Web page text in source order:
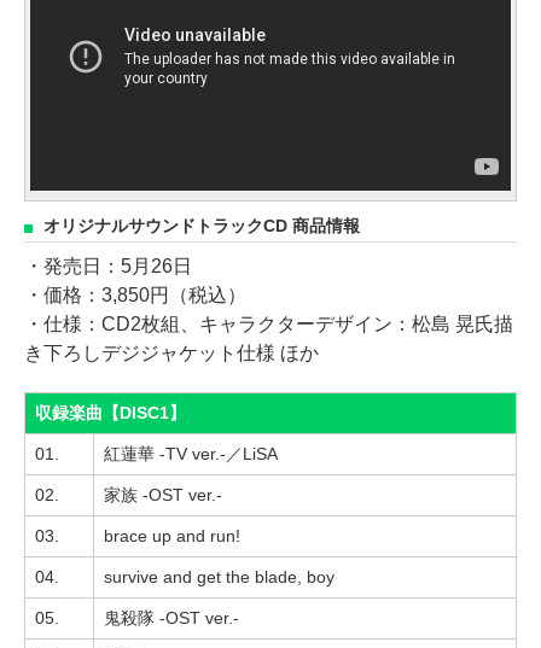
オリジナルサウンドトラックCD 商品情報
・発売日：5月26日
・価格：3,850円（税込）
・仕様：CD2枚組、キャラクターデザイン：松島 晃氏描
き下ろしデジジャケット仕様 ほか
収録楽曲【DISC1】
01. 紅蓮華 -TV ver.-／LiSA
02. 家族 -OST ver.-
03. brace up and run!
04. survive and get the blade, boy
05. 鬼殺隊 -OST ver.-